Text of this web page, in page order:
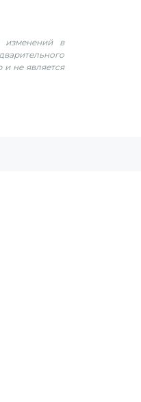
изменений в
не является